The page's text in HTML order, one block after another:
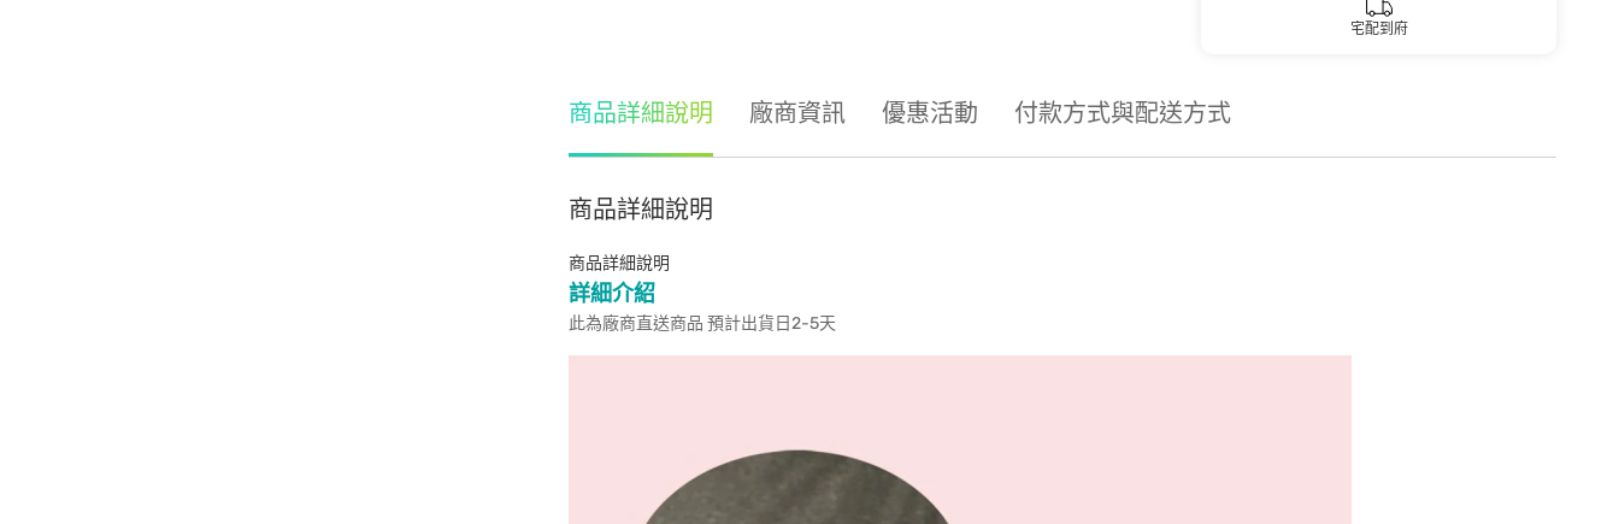
宅配到府
商品詳細說明 廠商資訊 優惠活動 付款方式與配送方式
商品詳細說明
商品詳細說明
詳細介紹
此為廠商直送商品 預計出貨日2-5天